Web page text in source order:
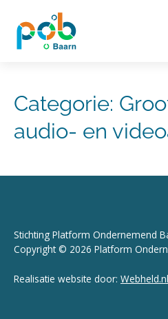
Categorie:
audio- en
Stichting Platform Ondernemend
Copyright © 2026 Platform
Realisatie website door: Webheld.nl